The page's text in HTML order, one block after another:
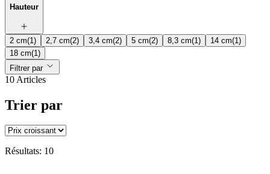
Hauteur
2 cm(1) 2,7 cm(2) 3,4 cm(2) 5 cm(2) 8,3 cm(1) 14 cm(1)
18 cm(1)
Filtrer par
10 Articles
Trier par
Résultats: 10